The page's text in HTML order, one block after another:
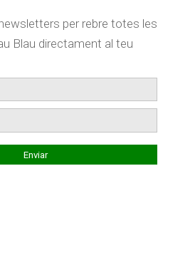
per rebre totes les
Blau directament al teu